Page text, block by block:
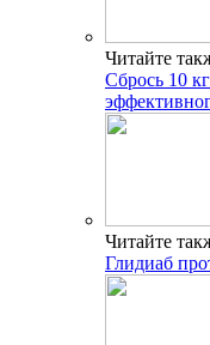
Читайте
Сбрось 10
Читайте
Глидиаб